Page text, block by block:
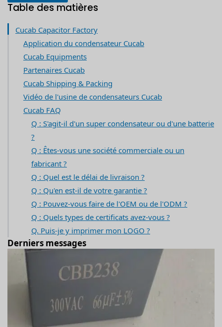
Table des matières
Cucab Capacitor Factory
Application du condensateur Cucab
Cucab Equipments
Partenaires Cucab
Cucab Shipping & Packing
Vidéo de l'usine de condensateurs Cucab
Cucab FAQ
Q : S'agit-il d'un super condensateur ou d'une batterie
?
Q : Êtes-vous une société commerciale ou un
fabricant ?
Q : Quel est le délai de livraison ?
Q : Qu'en est-il de votre garantie ?
Q : Pouvez-vous faire de l'OEM ou de l'ODM ?
Q : Quels types de certificats avez-vous ?
Q. Puis-je y imprimer mon LOGO ?
Derniers messages